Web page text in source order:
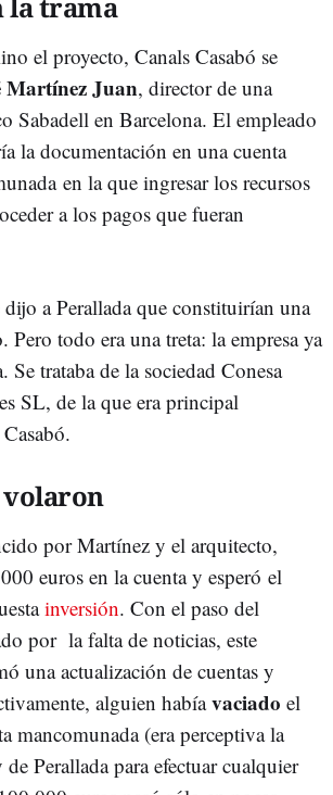
el proyecto, Canals Casabó se
Martínez Juan, director de una
Sabadell en Barcelona. El empleado
la documentación en una cuenta
en la que ingresar los recursos
a los pagos que fueran
dijo a Perallada que constituirían una
Pero todo era una treta: la empresa ya
Se trataba de la sociedad Conesa
SL, de la que era principal
volaron
por Martínez y el arquitecto,
euros en la cuenta y esperó el
inversión. Con el paso del
por la falta de noticias, este
una actualización de cuentas y
alguien habíavaciado el
mancomunada (era perceptiva la
Perallada para efectuar cualquier